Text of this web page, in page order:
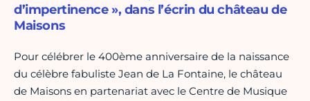
d’impertinence », dans l’écrin du château de
Maisons
Pour célébrer le 400ème anniversaire de la naissance
du célèbre fabuliste Jean de La Fontaine, le château
de Maisons en partenariat avec le Centre de Musique